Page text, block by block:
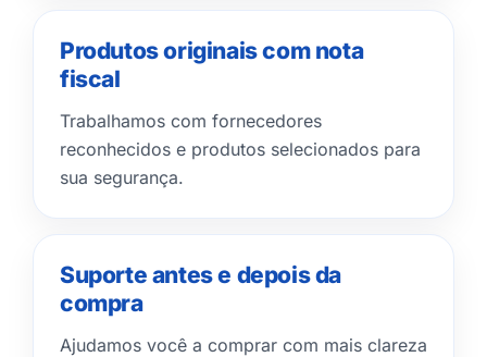
Produtos originais com nota
fiscal
Trabalhamos com fornecedores
reconhecidos e produtos selecionados para
sua segurança.
Suporte antes e depois da
compra
Ajudamos você a comprar com mais clareza